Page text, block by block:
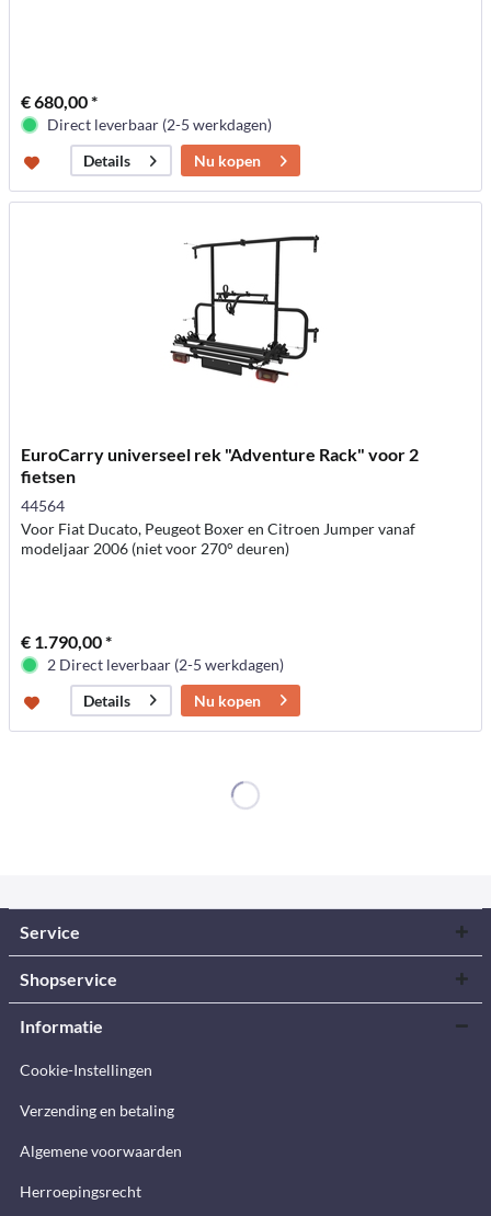
€ 680,00 *
Direct leverbaar (2-5 werkdagen)
Details
Nu kopen
EuroCarry universeel rek "Adventure Rack" voor 2
fietsen
44564
Voor Fiat Ducato, Peugeot Boxer en Citroen Jumper vanaf
modeljaar 2006 (niet voor 270° deuren)
€ 1.790,00 *
2 Direct leverbaar (2-5 werkdagen)
Details
Nu kopen
Service
Shopservice
Informatie
Cookie-Instellingen
Verzending en betaling
Algemene voorwaarden
Herroepingsrecht